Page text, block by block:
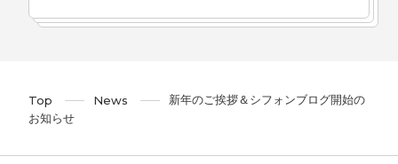
Top News
新年のご挨拶＆シフォンブログ開始の
お知らせ